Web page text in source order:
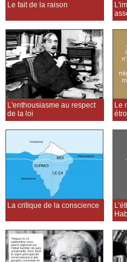
Le fait de la raison
L'enthousiasme au respect
de la loi
Le
La critique de la conscience